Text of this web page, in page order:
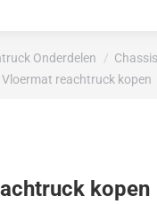
Onderdelen
Vloermat reachtruck kopen
kopen